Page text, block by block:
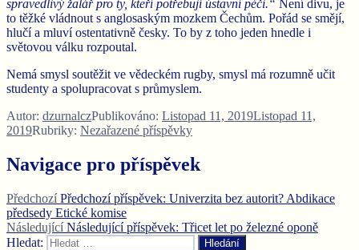
spravedlivý žalář pro ty, kteří potřebují ústavní péči.“ Není divu, je
to těžké vládnout s anglosaským mozkem Čechům. Pořád se smějí,
hlučí a mluví ostentativně česky. To by z toho jeden hnedle i
světovou válku rozpoutal.
Nemá smysl soutěžit ve vědeckém rugby, smysl má rozumně učit
studenty a spolupracovat s průmyslem.
Autor: dzurnalczPublikováno: Listopad 11, 2019Listopad 11,
2019Rubriky: Nezařazené příspěvky
Navigace pro příspěvek
Předchozí Předchozí příspěvek: Univerzita bez autorit? Abdikace
předsedy Etické komise
Následující Následující příspěvek: Třicet let po železné oponě
Hledat:
Hledání